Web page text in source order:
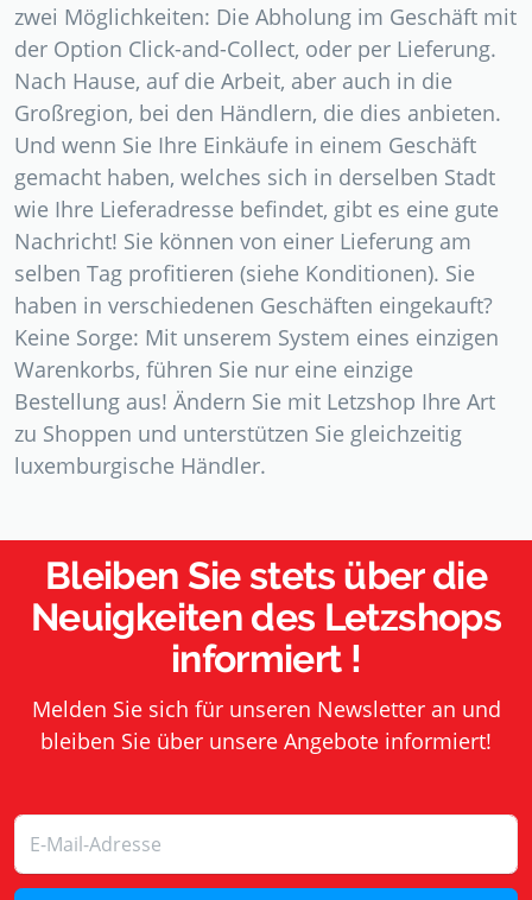
zwei Möglichkeiten: Die Abholung im Geschäft mit
der Option Click-and-Collect, oder per Lieferung.
Nach Hause, auf die Arbeit, aber auch in die
Großregion, bei den Händlern, die dies anbieten.
Und wenn Sie Ihre Einkäufe in einem Geschäft
gemacht haben, welches sich in derselben Stadt
wie Ihre Lieferadresse befindet, gibt es eine gute
Nachricht! Sie können von einer Lieferung am
selben Tag profitieren (siehe Konditionen). Sie
haben in verschiedenen Geschäften eingekauft?
Keine Sorge: Mit unserem System eines einzigen
Warenkorbs, führen Sie nur eine einzige
Bestellung aus! Ändern Sie mit Letzshop Ihre Art
zu Shoppen und unterstützen Sie gleichzeitig
luxemburgische Händler.
Bleiben Sie stets über die
Neuigkeiten des Letzshops
informiert !
Melden Sie sich für unseren Newsletter an und
bleiben Sie über unsere Angebote informiert!